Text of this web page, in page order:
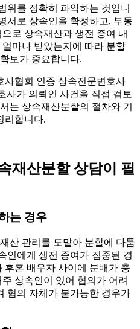
위를 정확히 파악하는 것입니
서로 상속인을 확정하고, 부동
로 상속재산과 생전 증여 내
마나 받았는지에 따라 분할
보가 중요합니다.
사협회 인증 상속전문변호사
사가 의뢰인 사건을 직접 검토
는 상속재산분할의 절차와 기
리합니다.
재산분할 상담이 필
는 경우
산 관리를 도맡아 분할에 다툼
인에게 생전 증여가 집중된 경
후혼 배우자 사이에 분배가 충
상속인이 있어 협의가 어려
협의 자체가 불가능한 경우가